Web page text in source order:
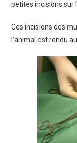
petites incisions sur
Ces incisions des
l’animal est rendu